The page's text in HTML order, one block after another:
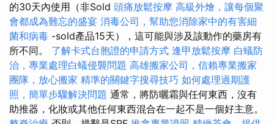
的30天內使用（非Sold 頭痛放鬆按摩 高級外燴，讓每個聚
會都成為難忘的盛宴 消毒公司，幫助您消除家中的有害細
菌和病毒 -sold產品15天），這可能與涉及該動作的藥房有
所不同。 了解卡式台胞證的申請方式 逢甲放鬆按摩 白蟻防
治，專業處理白蟻侵襲問題 高雄搬家公司，信賴專業搬家
團隊，放心搬家 精準的關鍵字搜尋技巧 如何處理過期護
照，簡單步驟解決問題 通常，將防曬霜與任何東西，沒有
助推器，化妝或其他任何東西混合在一起不是一個好主意。